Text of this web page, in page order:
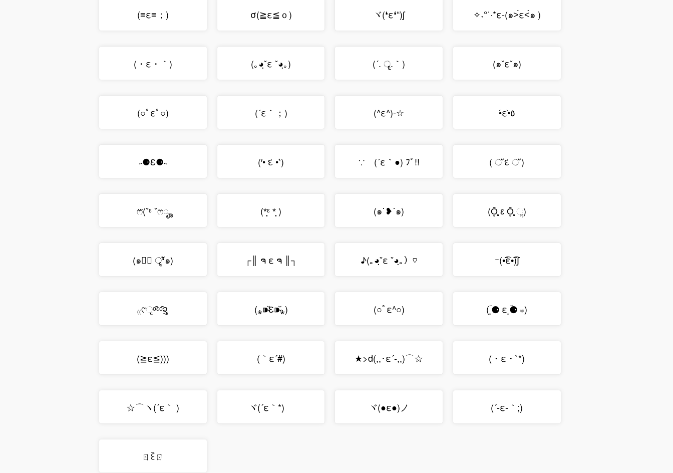
(≡ε≡；) σ(≧ε≦ｏ) ヾ(❛ε❛“)ʃ ✧˖°ˈ·*ε-(๑˃́ε˂̀๑ )
(・ε・｀) (｡◕ฺˇε ˇ◕ฺ｡) (´. ॄ.｀) (๑ˇεˇ๑)
(○ﾟεﾟ○) (´ε｀；) (^ε^)-☆ •́ε•̀٥
˶⚈Ɛ⚈˵ (′• દ •‵) ∵ゞ(´ε｀●) ﾌﾞ!! ( ് દ ് )
ෆ⃛(ˇᵋ ˇෆೄ (*̩̩̩ᵋ *̩̩̩ ) (๑˙❥˙๑) (Ō̥̥̥̥̥̥̥ ԑ Ō̥̥̥̥̥̥̥ ૢ)
(๑❛ั ॄ❛ั๑) ┌║ ຈ ε ຈ ║┐ ♪(｡◕ฺˇε ˇ◕ฺ｡）♡ ｰ(•̃͡ε•̃͡)∫
₍₍୯ૃᵒ᷇ᵋᵒ᷆૨ુ (⁎⁍̴̆Ɛ⁍̴̆⁎) (○ﾟε^○) ( ؔ⚈̫ ε ؔ⚈̫ ⁎)
(≧ε≦))) (｀ε´#) ★>d(,,･ε´-,,)⌒☆ (・ε・`*)
☆⌒ヽ(´ε｀ ) ヾ(´ε｀*)ゝ ヾ(●ε●)ノ (´-ε-｀;)
ㄖꏁㄖ